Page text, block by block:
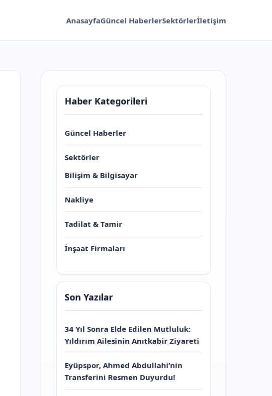
AnasayfaGüncel HaberlerSektörlerİletişim
Haber Kategorileri
Güncel Haberler
Sektörler
Bilişim & Bilgisayar
Nakliye
Tadilat & Tamir
İnşaat Firmaları
Son Yazılar
34 Yıl Sonra Elde Edilen Mutluluk:
Yıldırım Ailesinin Anıtkabir Ziyareti
Eyüpspor, Ahmed Abdullahi’nin
Transferini Resmen Duyurdu!